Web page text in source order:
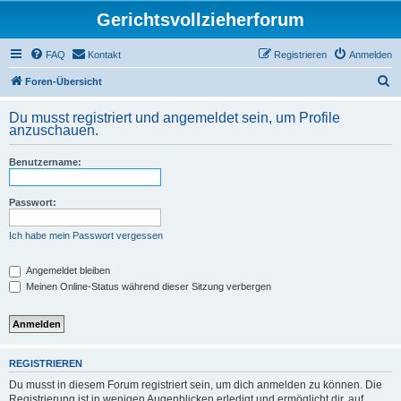
Gerichtsvollzieherforum
FAQ Kontakt Anmelden
Registrieren
Foren-Übersicht
h
Du musst registriert und angemeldet sein, um Profile
anzuschauen.
Benutzername:
Passwort:
Ich habe mein Passwort vergessen
Angemeldet bleiben
Meinen Online-Status während dieser Sitzung verbergen
REGISTRIEREN
Du musst in diesem Forum registriert sein, um dich anmelden zu können. Die